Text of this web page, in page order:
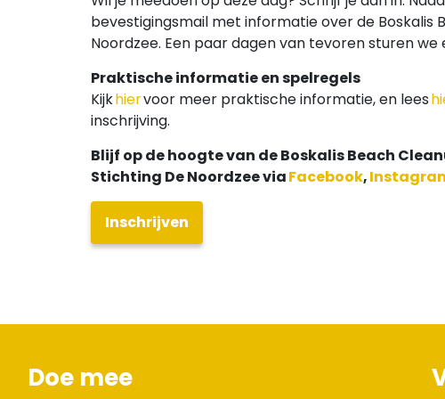
bevestigingsmail met informatie over de Boskalis
Noordzee. Een paar dagen van tevoren sturen
Praktische informatie en spelregels
Kijkhiervoor meer praktische informatie, en lees
inschrijving.
Blijf op de hoogte van de Boskalis Beach
Stichting De Noordzee viaFacebook,
Inschrijven
Doe mee